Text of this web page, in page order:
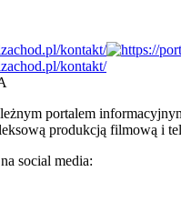
portalem
produkcją filmową i
social media: